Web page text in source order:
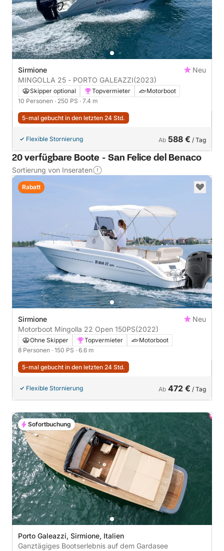
Sirmione
Neu
MINGOLLA 25 - PORTO GALEAZZI(2023)
Skipper optional Topvermieter
Motorboot
10 Personen · 250 PS · 7.4 m
5-mal gebucht in den letzten 24 Std.
Flexible Stornierung Ab 588 € / Tag
20 verfügbare Boote - San Felice del Benaco
Sortierung von Inseraten
Sirmione
Neu
Motorboot Mingolla 22 Open 150PS(2022)
Ohne Skipper Topvermieter
Motorboot
8 Personen · 150 PS · 6.6 m
5-mal gebucht in den letzten 24 Std.
Flexible Stornierung Ab 472 € / Tag
Rabatt
Porto Galeazzi, Sirmione, Italien
Ganztägiges Bootserlebnis auf dem Gardasee
Sofortbuchung